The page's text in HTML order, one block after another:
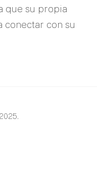
que su propia
con su